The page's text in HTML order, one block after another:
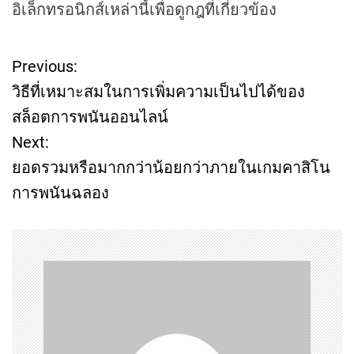
อิเล็กทรอนิกส์เหล่านี้เพื่อดูกฎที่เกี่ยวข้อง
P
o
s
t
n
a
v
i
Previous:
วิธีที่เหมาะสมในการเพิ่มความเป็นไปได้ของ
สล็อตการพนันออนไลน์
Next:
ยอดรวมหรือมากกว่าน้อยกว่าภายในเกมคาสิโน
การพนันฉลอง